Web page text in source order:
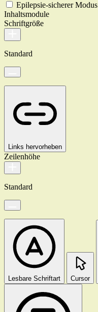
Epilepsie-sicherer Modus
Inhaltsmodule
Schriftgröße
Standard
Links hervorheben
Zeilenhöhe
Standard
Lesbare Schriftart Cursor